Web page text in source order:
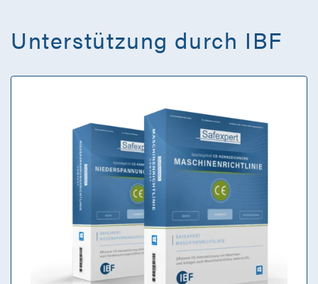
Unterstützung durch IBF